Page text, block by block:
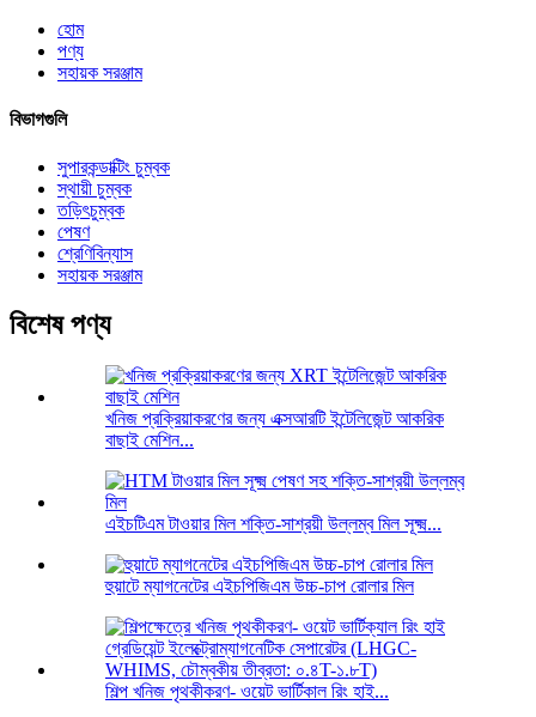
হোম
পণ্য
সহায়ক সরঞ্জাম
বিভাগগুলি
সুপারকন্ডাক্টিং চুম্বক
স্থায়ী চুম্বক
তড়িৎচুম্বক
পেষণ
শ্রেণিবিন্যাস
সহায়ক সরঞ্জাম
বিশেষ পণ্য
খনিজ প্রক্রিয়াকরণের জন্য এক্সআরটি ইন্টেলিজেন্ট আকরিক
বাছাই মেশিন...
এইচটিএম টাওয়ার মিল শক্তি-সাশ্রয়ী উল্লম্ব মিল সূক্ষ্ম...
হুয়াটে ম্যাগনেটের এইচপিজিএম উচ্চ-চাপ রোলার মিল
শিল্প খনিজ পৃথকীকরণ- ওয়েট ভার্টিকাল রিং হাই...